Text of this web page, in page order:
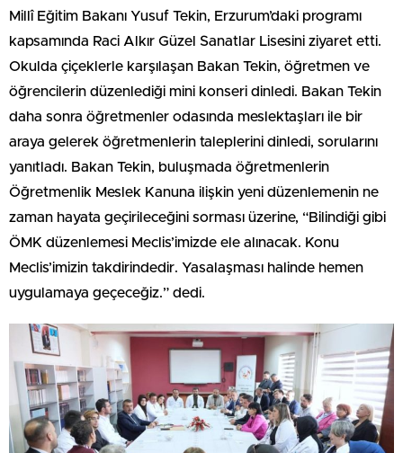
Millî Eğitim Bakanı Yusuf Tekin, Erzurum’daki programı
kapsamında Raci Alkır Güzel Sanatlar Lisesini ziyaret etti.
Okulda çiçeklerle karşılaşan Bakan Tekin, öğretmen ve
öğrencilerin düzenlediği mini konseri dinledi. Bakan Tekin
daha sonra öğretmenler odasında meslektaşları ile bir
araya gelerek öğretmenlerin taleplerini dinledi, sorularını
yanıtladı. Bakan Tekin, buluşmada öğretmenlerin
Öğretmenlik Meslek Kanuna ilişkin yeni düzenlemenin ne
zaman hayata geçirileceğini sorması üzerine, “Bilindiği gibi
ÖMK düzenlemesi Meclis’imizde ele alınacak. Konu
Meclis’imizin takdirindedir. Yasalaşması halinde hemen
uygulamaya geçeceğiz.” dedi.